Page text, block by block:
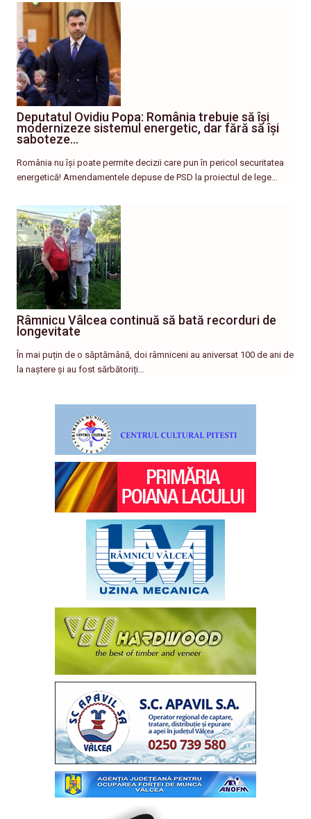
Deputatul Ovidiu Popa: România trebuie să își
modernizeze sistemul energetic, dar fără să își
saboteze…
România nu își poate permite decizii care pun în pericol securitatea
energetică! Amendamentele depuse de PSD la proiectul de lege…
Râmnicu Vâlcea continuă să bată recorduri de
longevitate
În mai puțin de o săptămână, doi râmniceni au aniversat 100 de ani de
la naștere și au fost sărbătoriți…